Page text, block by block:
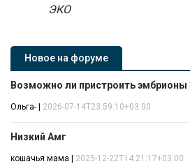
ЭКО
Новое на форуме
Возможно ли пристроить эмбрионы
Ольга- 2026-07-14T23:59:10+03:00
Низкий Амг
кошачья мама 2025-12-22T14:21:17+03:00